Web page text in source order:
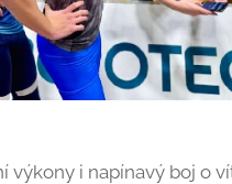
výkony i napínavý boj o